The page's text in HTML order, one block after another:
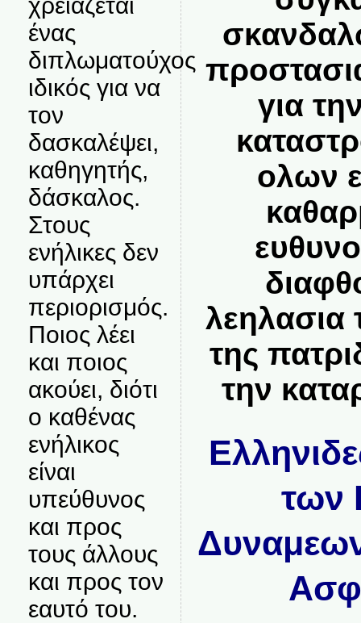
ένας
διπλωματούχος
ιδικός για να
τον
δασκαλέψει,
καθηγητής,
δάσκαλος.
Στους
ενήλικες δεν
υπάρχει
περιορισμός.
Ποιος λέει
και ποιος
ακούει, διότι
ο καθένας
ενήλικος
είναι
υπεύθυνος
και προς
τους άλλους
και προς τον
εαυτό του.
για
ολων
της
την
των